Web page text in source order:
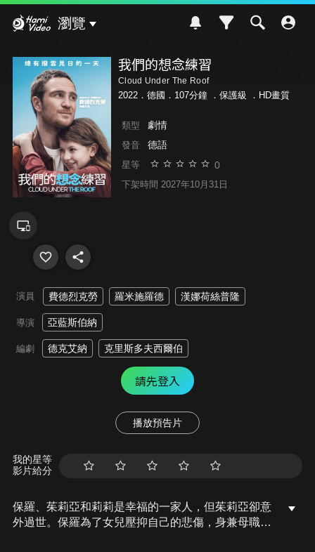
瀏覽
我們的想念練習
Cloud Under The Roof
2022．德國．107分鐘 ． 保護級 ．HD畫質
類型 劇情
發音 德語
星等 0
下架時間 2027年10月31日
演員 費德烈克勞 羅米施羅德 漢娜荷絲普隆
導演 亞藍斯伯納
編劇 德克艾納 克里斯多夫西爾伯
請先登入
播放預告片
我的星等
影片給分
保羅、茱莉亞和莉莉是幸福的一家人，但茱莉亞卻意
外過世。保羅為了女兒壓抑自己的悲傷，身兼母職辛